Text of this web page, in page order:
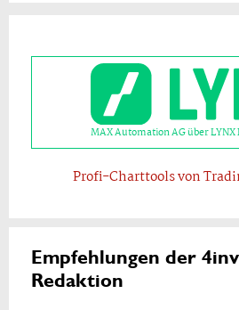
MAX Automation AG über
Profi-Charttools von
Empfehlungen der
Redaktion